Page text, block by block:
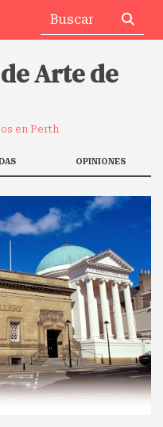
Arte de
en Perth
OPINIONES